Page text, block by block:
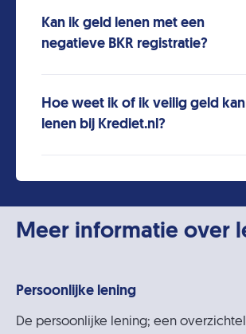
Kan ik geld lenen met een
negatieve BKR registratie?
Hoe weet ik of ik veilig geld kan
lenen bij Krediet.nl?
Meer informatie over
Persoonlijke lening
De persoonlijke lening; een